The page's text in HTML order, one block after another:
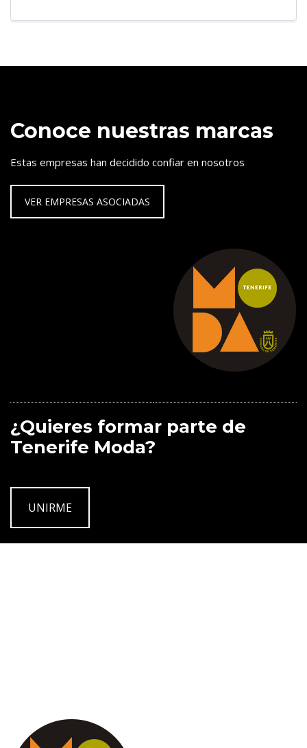
Conoce nuestras marcas
Estas empresas han decidido confiar en nosotros
VER EMPRESAS ASOCIADAS
¿Quieres formar parte de
Tenerife Moda?
UNIRME